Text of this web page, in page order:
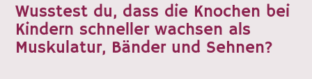
Wusstest du, dass die Knochen bei
Kindern schneller wachsen als
Muskulatur, Bänder und Sehnen?